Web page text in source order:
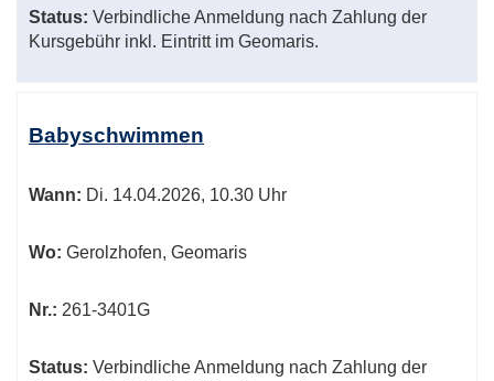
Status: Verbindliche Anmeldung nach Zahlung der
Kursgebühr inkl. Eintritt im Geomaris.
Babyschwimmen
Wann: Di. 14.04.2026, 10.30 Uhr
Wo: Gerolzhofen, Geomaris
Nr.: 261-3401G
Status: Verbindliche Anmeldung nach Zahlung der